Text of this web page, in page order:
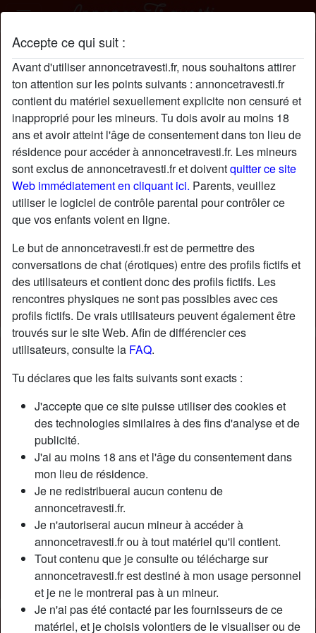
Accepte ce qui suit :
Avant d'utiliser annoncetravesti.fr, nous souhaitons attirer
ton attention sur les points suivants : annoncetravesti.fr
contient du matériel sexuellement explicite non censuré et
inapproprié pour les mineurs. Tu dois avoir au moins 18
ans et avoir atteint l'âge de consentement dans ton lieu de
résidence pour accéder à annoncetravesti.fr. Les mineurs
sont exclus de annoncetravesti.fr et doiventquitter ce site
Web immédiatement en cliquant ici. Parents, veuillez
utiliser le logiciel de contrôle parental pour contrôler ce
que vos enfants voient en ligne.
Le but de annoncetravesti.fr est de permettre des
conversations de chat (érotiques) entre des profils fictifs et
des utilisateurs et contient donc des profils fictifs. Les
rencontres physiques ne sont pas possibles avec ces
profils fictifs. De vrais utilisateurs peuvent également être
trouvés sur le site Web. Afin de différencier ces
utilisateurs, consulte la FAQ.
Tu déclares que les faits suivants sont exacts :
J'accepte que ce site puisse utiliser des cookies et
des technologies similaires à des fins d'analyse et de
publicité.
J'ai au moins 18 ans et l'âge du consentement dans
mon lieu de résidence.
Je ne redistribuerai aucun contenu de
annoncetravesti.fr.
Je n'autoriserai aucun mineur à accéder à
annoncetravesti.fr ou à tout matériel qu'il contient.
Tout contenu que je consulte ou télécharge sur
annoncetravesti.fr est destiné à mon usage personnel
et je ne le montrerai pas à un mineur.
Je n'ai pas été contacté par les fournisseurs de ce
matériel, et je choisis volontiers de le visualiser ou de
anelgacaros profil
radio_button_checked
starAjouter chatDiscuter !
Nickname:
Âge:
41
Département:
Paris
Sexe:
Transexuelle
Sexualité:
Relation:
Couleur des cheveux:
Blonde
Couleur des yeux:
Taille:
178 cm
Poids:
65 Kg
Épilé(e):
Épilé(e)
Fumeur(euse):
Oui
Description